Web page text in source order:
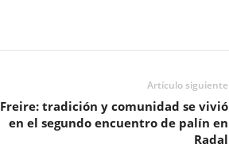
Artículo siguiente
Freire: tradición y comunidad se vivió
en el segundo encuentro de palín en
Radal